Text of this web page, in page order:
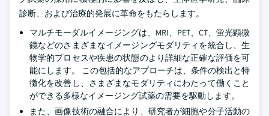
診断、および治療的発展に革命をもたらします。
マルチモーダルイメージングは、MRI、PET、CT、蛍光顕微
鏡などのさまざまなイメージングモダリティを統合し、生
物学的プロセスや疾患の状態のより詳細な正確な評価を可
能にします。 この包括的なアプローチは、条件の検出と特
徴化を改善し、さまざまなモダリティにわたって働くこと
ができる多様なイメージング試薬の需要を駆動します。
また、画像技術の融合により、研究者が細胞や分子活動の